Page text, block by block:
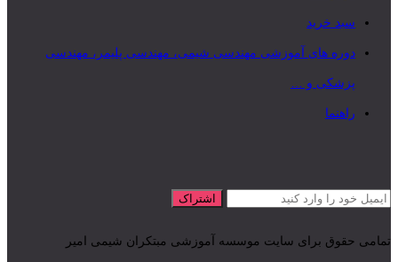
سبد خرید
دوره های آموزشی مهندسی شیمی، مهندسی پلیمر، مهندسی
پزشکی و …
راهنما
تمامی حقوق برای سایت موسسه آموزشی مبتکران شیمی امیر